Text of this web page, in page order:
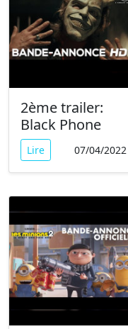
2ème trailer:
Black Phone
Lire 07/04/2022